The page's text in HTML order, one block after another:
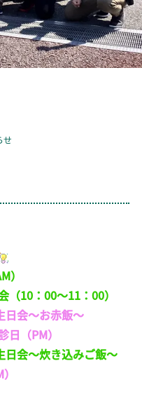
せ
）
（10：00～11：00）
日会～お赤飯～
日（PM）
日会～炊き込みご飯～